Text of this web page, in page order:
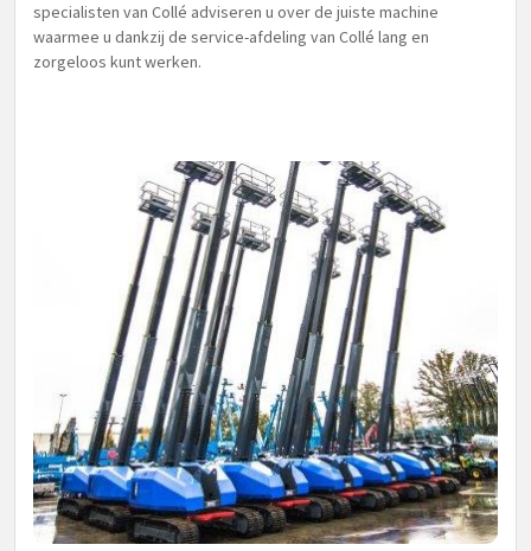
specialisten van Collé adviseren u over de juiste machine
waarmee u dankzij de service-afdeling van Collé lang en
zorgeloos kunt werken.